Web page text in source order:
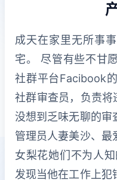
成天在家里无所事
宅。 尽管有些不甘
社群平台Facibook
社群审查员，负责将
没想到乏味无聊的审
管理员人妻美沙、最
女梨花她们不为人
发现当他在工作上犯